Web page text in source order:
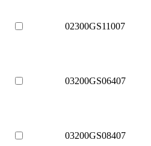
02300GS11007
03200GS06407
03200GS08407